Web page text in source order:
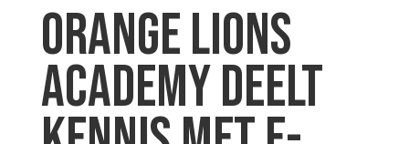
ORANGE LIONS
ACADEMY DEELT